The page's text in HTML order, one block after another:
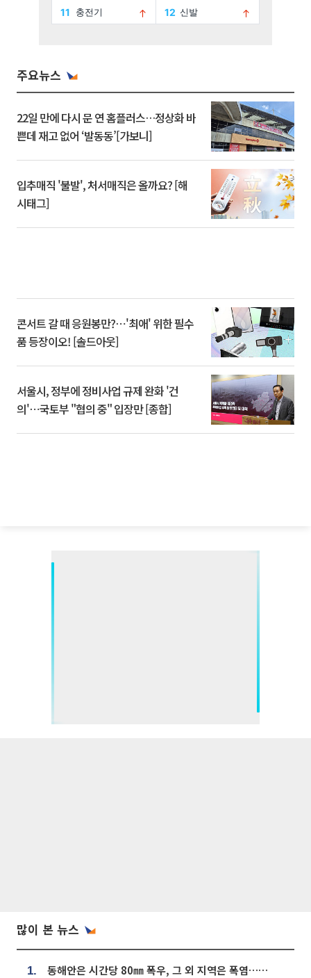
주요뉴스
22일 만에 다시 문 연 홈플러스…정상화 바
쁜데 재고 없어 ‘발동동’[가보니]
입추매직 '불발', 처서매직은 올까요? [해
시태그]
콘서트 갈 때 응원봉만?⋯'최애' 위한 필수
품 등장이오! [솔드아웃]
서울시, 정부에 정비사업 규제 완화 '건
의'⋯국토부 "협의 중" 입장만 [종합]
많이 본 뉴스
1. 동해안은 시간당 80㎜ 폭우, 그 외 지역은 폭염…‘극과 극 날씨’